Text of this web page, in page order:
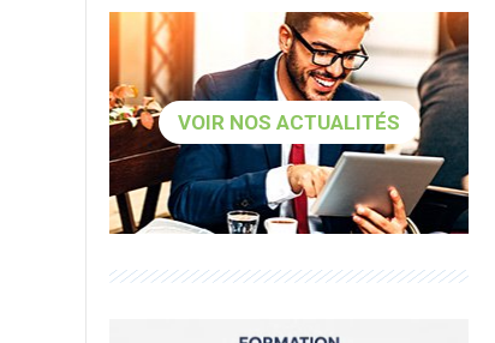
VOIR NOS ACTUALITÉS